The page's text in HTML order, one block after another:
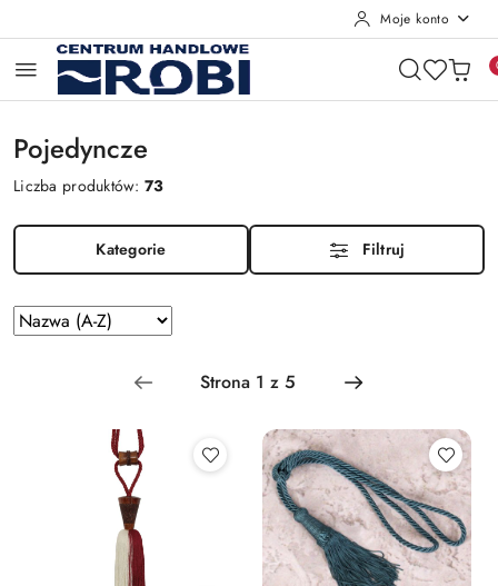
Moje konto
Pojedyncze
Liczba produktów:73
Kategorie Filtruj
Zastosowano
sortowanie:
Sortuj
według